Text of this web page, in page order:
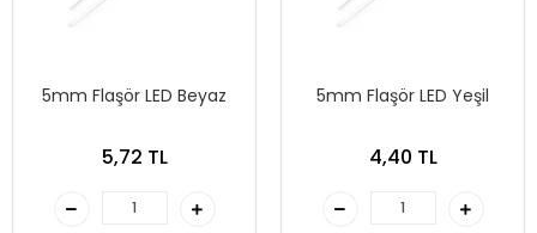
5mm Flaşör LED Beyaz
5,72 TL
5mm Flaşör LED Yeşil
4,40 TL